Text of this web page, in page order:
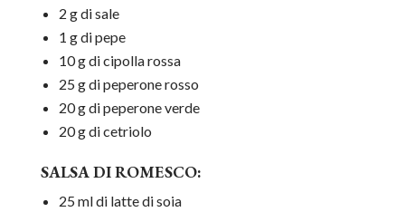
2 g di sale
1 g di pepe
10 g di cipolla rossa
25 g di peperone rosso
20 g di peperone verde
20 g di cetriolo
SALSA DI ROMESCO:
25 ml di latte di soia